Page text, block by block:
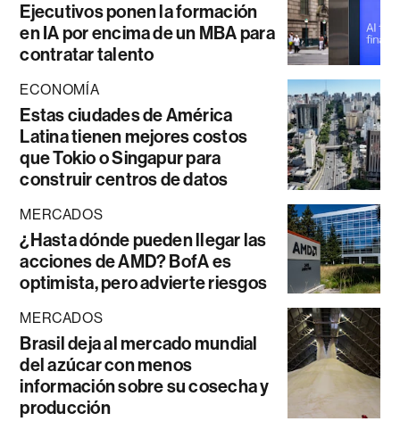
Ejecutivos ponen la formación
en IA por encima de un MBA para
contratar talento
ECONOMÍA
Estas ciudades de América
Latina tienen mejores costos
que Tokio o Singapur para
construir centros de datos
MERCADOS
¿Hasta dónde pueden llegar las
acciones de AMD? BofA es
optimista, pero advierte riesgos
MERCADOS
Brasil deja al mercado mundial
del azúcar con menos
información sobre su cosecha y
producción